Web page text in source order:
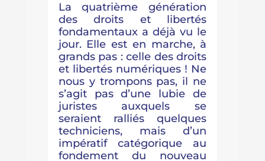
La quatrième génération
des droits et libertés
fondamentaux a déjà vu le
jour. Elle est en marche, à
grands pas : celle des droits
et libertés numériques ! Ne
nous y trompons pas, il ne
s’agit pas d’une lubie de
juristes auxquels se
seraient ralliés quelques
techniciens, mais d’un
impératif catégorique au
fondement du nouveau